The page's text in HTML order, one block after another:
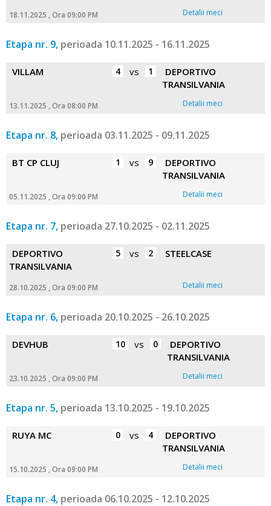
18.11.2025 , Ora 09:00 PM Detalii meci
Etapa nr. 9, perioada 10.11.2025 - 16.11.2025
VILLAM 4 vs 1
DEPORTIVO
TRANSILVANIA
13.11.2025 , Ora 08:00 PM Detalii meci
Etapa nr. 8, perioada 03.11.2025 - 09.11.2025
BT CP CLUJ 1 vs 9
DEPORTIVO
TRANSILVANIA
05.11.2025 , Ora 09:00 PM Detalii meci
Etapa nr. 7, perioada 27.10.2025 - 02.11.2025
DEPORTIVO
TRANSILVANIA
5 vs 2 STEELCASE
28.10.2025 , Ora 09:00 PM Detalii meci
Etapa nr. 6, perioada 20.10.2025 - 26.10.2025
DEVHUB 10 vs 0
DEPORTIVO
TRANSILVANIA
23.10.2025 , Ora 09:00 PM Detalii meci
Etapa nr. 5, perioada 13.10.2025 - 19.10.2025
RUYA MC 0 vs 4
DEPORTIVO
TRANSILVANIA
15.10.2025 , Ora 09:00 PM Detalii meci
Etapa nr. 4, perioada 06.10.2025 - 12.10.2025